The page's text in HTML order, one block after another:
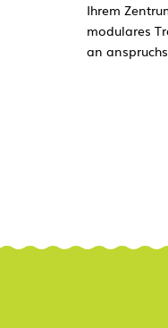
Ihrem
modulares
an